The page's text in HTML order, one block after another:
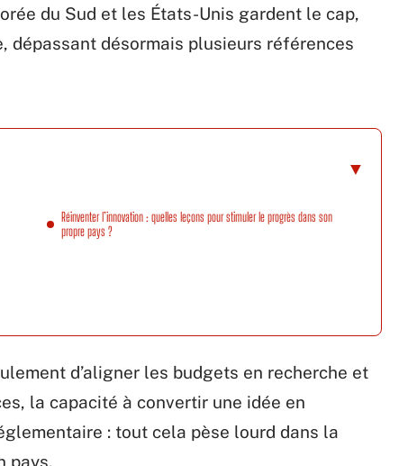
du Sud et les États-Unis gardent le cap,
dépassant désormais plusieurs références
Réinventer l’innovation : quelles leçons pour stimuler le progrès dans son
propre pays ?
d’aligner les budgets en recherche et
la capacité à convertir une idée en
: tout cela pèse lourd dans la
pays.